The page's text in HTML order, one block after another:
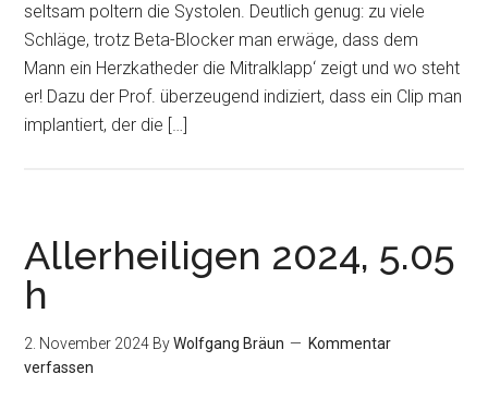
seltsam poltern die Systolen. Deutlich genug: zu viele
Schläge, trotz Beta-Blocker man erwäge, dass dem
Mann ein Herzkatheder die Mitralklapp‘ zeigt und wo steht
er! Dazu der Prof. überzeugend indiziert, dass ein Clip man
implantiert, der die […]
Allerheiligen 2024, 5.05
h
2. November 2024 ByWolfgang Bräun
Kommentar
verfassen